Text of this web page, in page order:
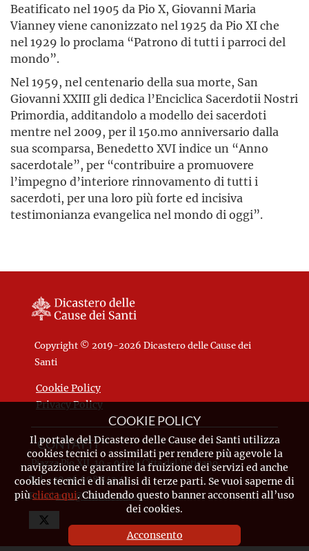
Beatificato nel 1905 da Pio X, Giovanni Maria
Vianney viene canonizzato nel 1925 da Pio XI che
nel 1929 lo proclama “Patrono di tutti i parroci del
mondo”.
Nel 1959, nel centenario della sua morte, San
Giovanni XXIII gli dedica l’Enciclica Sacerdotii Nostri
Primordia, additandolo a modello dei sacerdoti
mentre nel 2009, per il 150.mo anniversario dalla
sua scomparsa, Benedetto XVI indice un “Anno
sacerdotale”, per “contribuire a promuovere
l’impegno d’interiore rinnovamento di tutti i
sacerdoti, per una loro più forte ed incisiva
testimonianza evangelica nel mondo di oggi”.
Copyright © 2019-2026 Dicastero delle Cause dei
Santi
Cookie Policy
Privacy Policy
CONTATTI
Piazza Pio XII, 10 - 00120 Città del Vaticano
Tel. +39.06.698.842.44
Emailinfo@causesanti.va
COOKIE POLICY
Il portale del Dicastero delle Cause dei Santi utilizza
cookies tecnici o assimilati per rendere più agevole la
navigazione e garantire la fruizione dei servizi ed anche
cookies tecnici e di analisi di terze parti. Se vuoi saperne di
piùclicca qui. Chiudendo questo banner acconsenti all’uso
dei cookies.
Acconsento